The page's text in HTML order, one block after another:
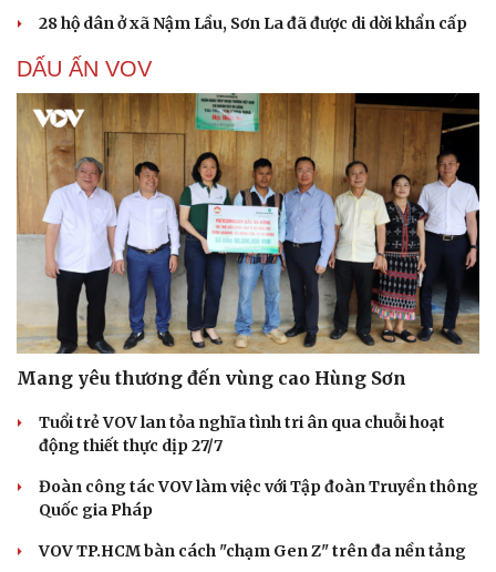
28 hộ dân ở xã Nậm Lầu, Sơn La đã được di dời khẩn cấp
DẤU ẤN VOV
Mang yêu thương đến vùng cao Hùng Sơn
Tuổi trẻ VOV lan tỏa nghĩa tình tri ân qua chuỗi hoạt
động thiết thực dịp 27/7
Đoàn công tác VOV làm việc với Tập đoàn Truyền thông
Quốc gia Pháp
VOV TP.HCM bàn cách "chạm Gen Z" trên đa nền tảng